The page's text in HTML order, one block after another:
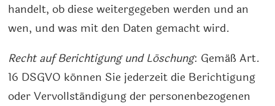
handelt, ob diese weitergegeben werden und an
wen, und was mit den Daten gemacht wird.
Recht auf Berichtigung und Löschung: Gemäß Art.
16 DSGVO können Sie jederzeit die Berichtigung
oder Vervollständigung der personenbezogenen